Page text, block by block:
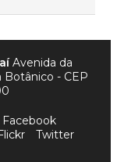
Avenida da
Botânico - CEP
Facebook
Twitter